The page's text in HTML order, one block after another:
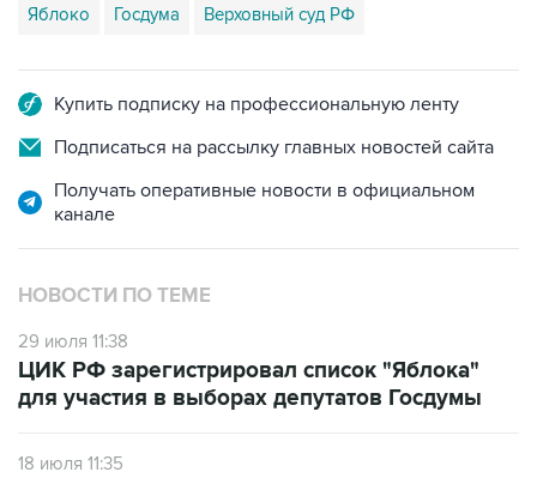
Яблоко Госдума Верховный суд РФ
Купить подписку на профессиональную ленту
Подписаться на рассылку главных новостей сайта
Получать оперативные новости в официальном
канале
НОВОСТИ ПО ТЕМЕ
29 июля 11:38
ЦИК РФ зарегистрировал список "Яблока"
для участия в выборах депутатов Госдумы
18 июля 11:35